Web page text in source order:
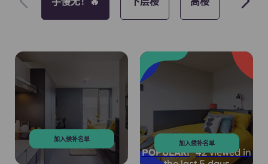
加入候补名单
POPULAR! 42 viewed in
加入候补名单